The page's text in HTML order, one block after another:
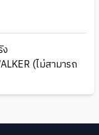
(ไม่สามารถ